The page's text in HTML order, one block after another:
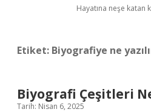
Yasal
Hayatına neşe katan
Etiket: Biyografiye ne
Biyografi Çeşitleri
Tarih: Nisan 6, 2025